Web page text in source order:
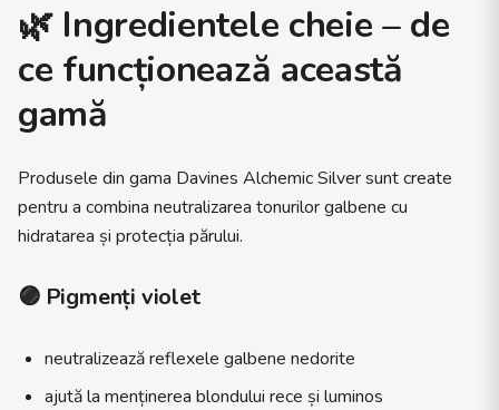
🌿 Ingredientele cheie – de
ce funcționează această
gamă
Produsele din gama Davines Alchemic Silver sunt create
pentru a combina neutralizarea tonurilor galbene cu
hidratarea și protecția părului.
🟣 Pigmenți violet
neutralizează reflexele galbene nedorite
ajută la menținerea blondului rece și luminos